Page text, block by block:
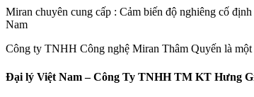
Miran chuyên cung cấp : Cảm biến độ nghiêng cố
Nam
Công ty TNHH Công nghệ Miran Thâm Quyến là
Đại lý Việt Nam – Công Ty TNHH TM KT Hưng